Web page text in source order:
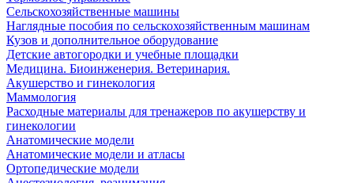
Сельскохозяйственные машины
Наглядные пособия по сельскохозяйственным машинам
Кузов и дополнительное оборудование
Детские автогородки и учебные площадки
Медицина. Биоинженерия. Ветеринария.
Акушерство и гинекология
Маммология
Расходные материалы для тренажеров по акушерству и
гинекологии
Анатомические модели
Анатомические модели и атласы
Ортопедические модели